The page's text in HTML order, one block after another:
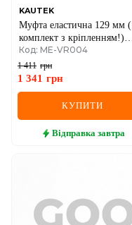
KAUTEK
Муфта еластична 129 мм (
комплект з кріпленням!)
KAUTEK-TEKNOROT DB
W124 86-
Код: ME-VR004
1 411 грн
1 341 грн
КУПИТИ
Відправка завтра